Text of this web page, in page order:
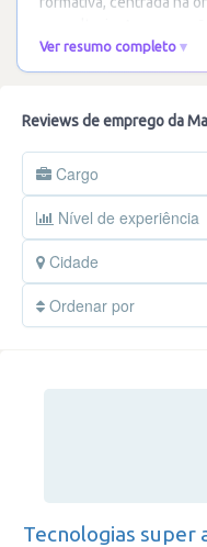
como…Ler mais
Ver resumo completo
Reviews de emprego da
Cargo
Nível de experiência
Cidade
Ordenar por
Tecnologias super